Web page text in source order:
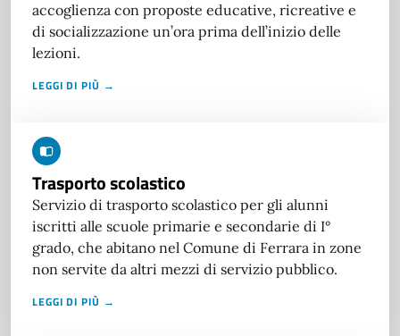
accoglienza con proposte educative, ricreative e
di socializzazione un’ora prima dell’inizio delle
lezioni.
LEGGI DI PIÙ →
Trasporto scolastico
Servizio di trasporto scolastico per gli alunni
iscritti alle scuole primarie e secondarie di I°
grado, che abitano nel Comune di Ferrara in zone
non servite da altri mezzi di servizio pubblico.
LEGGI DI PIÙ →